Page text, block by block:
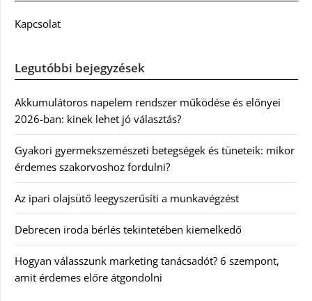
Kapcsolat
Legutóbbi bejegyzések
Akkumulátoros napelem rendszer működése és előnyei
2026-ban: kinek lehet jó választás?
Gyakori gyermekszemészeti betegségek és tüneteik: mikor
érdemes szakorvoshoz fordulni?
Az ipari olajsütő leegyszerűsíti a munkavégzést
Debrecen iroda bérlés tekintetében kiemelkedő
Hogyan válasszunk marketing tanácsadót? 6 szempont,
amit érdemes előre átgondolni